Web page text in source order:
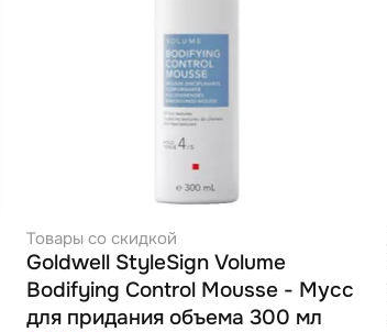
Товары со скидкой
Goldwell StyleSign Volume
Bodifying Control Mousse - Мусс
для придания объема 300 мл